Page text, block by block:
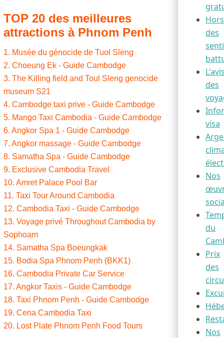
TOP 20 des meilleures
attractions à Phnom Penh
1. Musée du génocide de Tuol Sleng
2. Choeung Ek - Guide Cambodge
3. The Killing field and Toul Sleng genocide
museum S21
4. Cambodge taxi prive - Guide Cambodge
5. Mango Taxi Cambodia - Guide Cambodge
6. Angkor Spa 1 - Guide Cambodge
7. Angkor massage - Guide Cambodge
8. Samatha Spa - Guide Cambodge
9. Exclusive Cambodia Travel
10. Amret Palace Pool Bar
11. Taxi Tour Around Cambodia
12. Cambodia Taxi - Guide Cambodge
13. Voyage privé Throughout Cambodia by
Sophoarn
14. Samatha Spa Boeungkak
15. Bodia Spa Phnom Penh (BKK1)
16. Cambodia Private Car Service
17. Angkor Taxis - Guide Cambodge
18. Taxi Phnom Penh - Guide Cambodge
19. Cena Cambodia Taxi
20. Lost Plate Phnom Penh Food Tours
Hors
des
des
visa
Nos
du
Prix
des
Nos